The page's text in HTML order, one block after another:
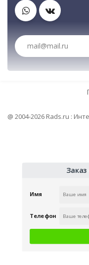
Рации, радиостанции,
Тангенты
Рации,
@ 2004-2026 Rads.ru :
Имя
Телефон